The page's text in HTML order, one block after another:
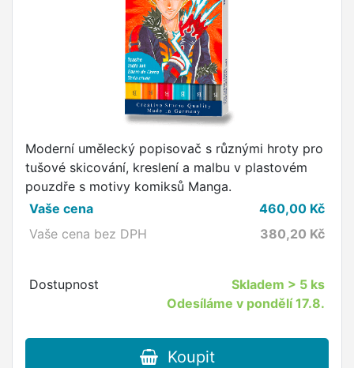
Moderní umělecký popisovač s různými hroty pro
tušové skicování, kreslení a malbu v plastovém
pouzdře s motivy komiksů Manga.
Vaše cena
460,00 Kč
Vaše cena bez DPH
380,20 Kč
Dostupnost Skladem > 5 ks
Odesíláme v pondělí 17.8.
Koupit